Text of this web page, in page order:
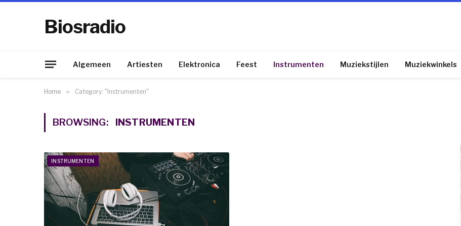
Biosradio
Algemeen Artiesten Elektronica Feest Instrumenten Muziekstijlen Muziekwinkels
Home » Category: "Instrumenten"
BROWSING: INSTRUMENTEN
INSTRUMENTEN